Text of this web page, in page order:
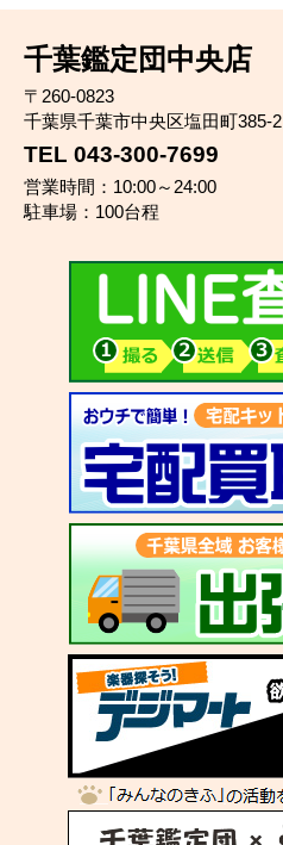
千葉鑑定団中央店
〒260-0823
千葉県千葉市中央区塩田町385-2
TEL 043-300-7699
営業時間：10:00～24:00
駐車場：100台程